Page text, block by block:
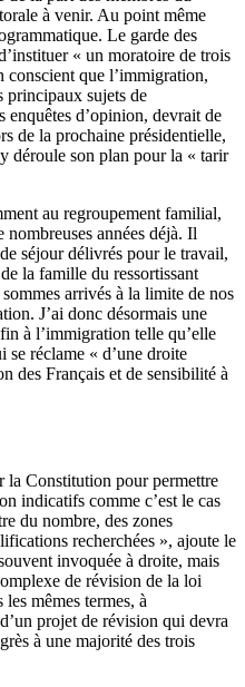
à venir. Au point même
Le garde des
« un moratoire de trois
conscient que l’immigration,
principaux sujets de
enquêtes d’opinion, devrait de
de la prochaine présidentielle,
déroule son plan pour la « tarir
au regroupement familial,
années déjà. Il
séjour délivrés pour le travail,
la famille du ressortissant
arrivés à la limite de nos
J’ai donc désormais une
à l’immigration telle qu’elle
réclame « d’une droite
des Français et de sensibilité à
la Constitution pour permettre
indicatifs comme c’est le cas
du nombre, des zones
recherchées », ajoute le
invoquée à droite, mais
de révision de la loi
mêmes termes, à
projet de révision qui devra
à une majorité des trois